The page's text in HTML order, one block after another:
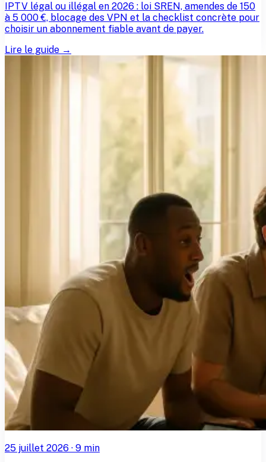
IPTV légal ou illégal en 2026 : loi SREN, amendes de 150
à 5 000 €, blocage des VPN et la checklist concrète pour
choisir un abonnement fiable avant de payer.
Lire le guide →
25 juillet 2026 · 9 min